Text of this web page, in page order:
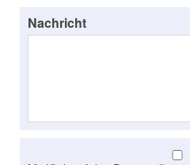
Nachricht